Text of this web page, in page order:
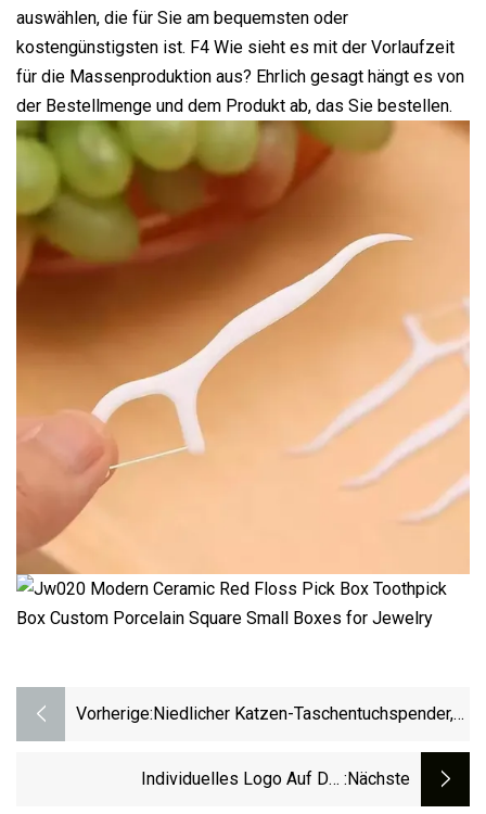
auswählen, die für Sie am bequemsten oder
kostengünstigsten ist. F4 Wie sieht es mit der Vorlaufzeit
für die Massenproduktion aus? Ehrlich gesagt hängt es von
der Bestellmenge und dem Produkt ab, das Sie bestellen.
Vorherige: Niedlicher Katzen-Taschentuchspender,
Taschentuchbox
Individuelles Logo Auf Der :nächste